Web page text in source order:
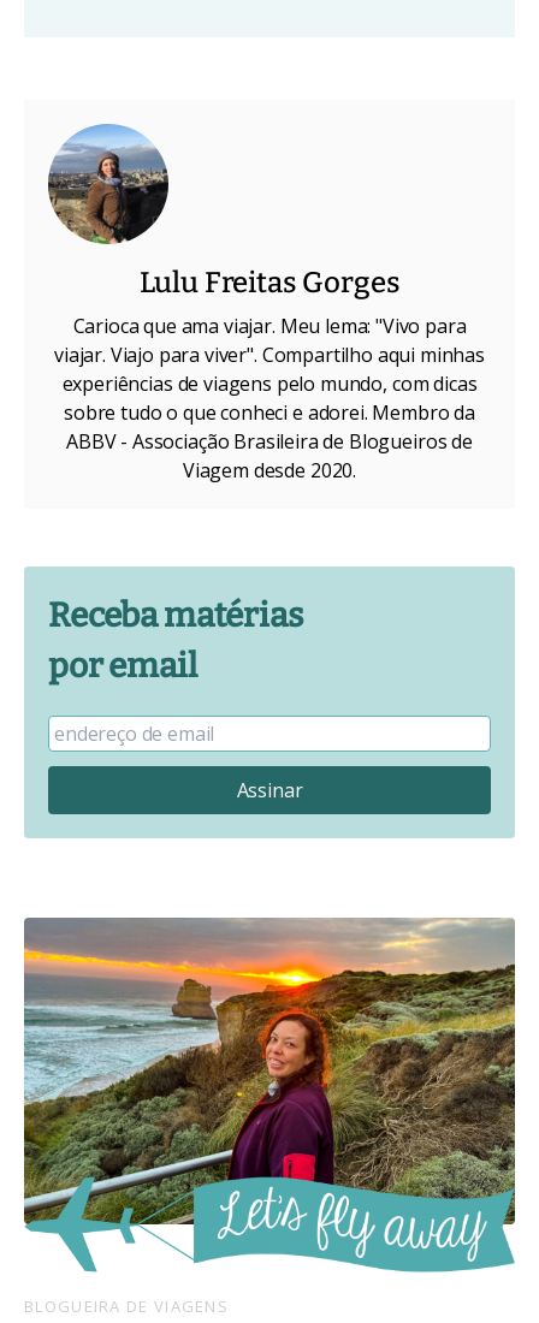
Lulu Freitas Gorges
Carioca que ama viajar. Meu lema: "Vivo para
viajar. Viajo para viver". Compartilho aqui minhas
experiências de viagens pelo mundo, com dicas
sobre tudo o que conheci e adorei. Membro da
ABBV - Associação Brasileira de Blogueiros de
Viagem desde 2020.
Receba matérias
por email
BLOGUEIRA DE VIAGENS